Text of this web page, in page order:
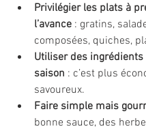
Privilégier les plats à
l’avance : gratins,
composées, quiches,
Utiliser des ingrédients
saison : c’est plus
savoureux.
Faire simple mais
bonne sauce, des